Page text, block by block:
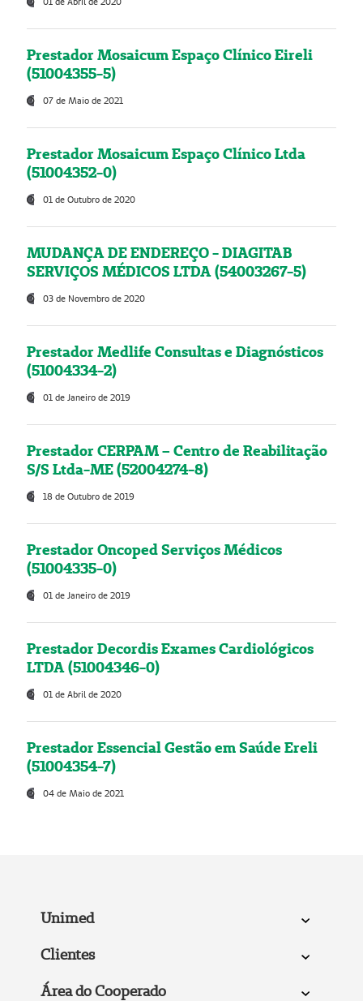
Prestador Mosaicum Espaço Clínico Eireli
(51004355-5)
07 de Maio de 2021
Prestador Mosaicum Espaço Clínico Ltda
(51004352-0)
01 de Outubro de 2020
MUDANÇA DE ENDEREÇO - DIAGITAB
SERVIÇOS MÉDICOS LTDA (54003267-5)
03 de Novembro de 2020
Prestador Medlife Consultas e Diagnósticos
(51004334-2)
01 de Janeiro de 2019
Prestador CERPAM – Centro de Reabilitação
S/S Ltda-ME (52004274-8)
18 de Outubro de 2019
Prestador Oncoped Serviços Médicos
(51004335-0)
01 de Janeiro de 2019
Prestador Decordis Exames Cardiológicos
LTDA (51004346-0)
01 de Abril de 2020
Prestador Essencial Gestão em Saúde Ereli
(51004354-7)
04 de Maio de 2021
Unimed
Clientes
Área do Cooperado